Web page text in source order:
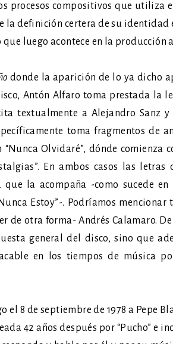
procesos compositivos que utiliza
definición certera de su identidad
luego acontece en la producción
donde la aparición de lo ya dicho
Antón Alfaro toma prestada la
textualmente a Alejandro Sanz y
toma fragmentos de
Olvidaré”, dónde comienza
En ambos casos las letras
la acompaña -como sucede en
Estoy”-. Podríamos
de otra forma- Andrés Calamaro.
general del disco, sino que
en los tiempos de música
el 8 de septiembre de 1978 a Pepe
42 años después por “Pucho” e